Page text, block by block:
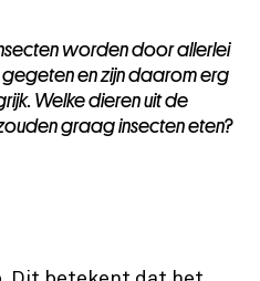
worden door allerlei
en zijn daarom erg
Welke dieren uit de
graag insecten eten?